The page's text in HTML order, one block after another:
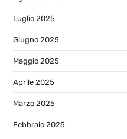
Luglio 2025
Giugno 2025
Maggio 2025
Aprile 2025
Marzo 2025
Febbraio 2025